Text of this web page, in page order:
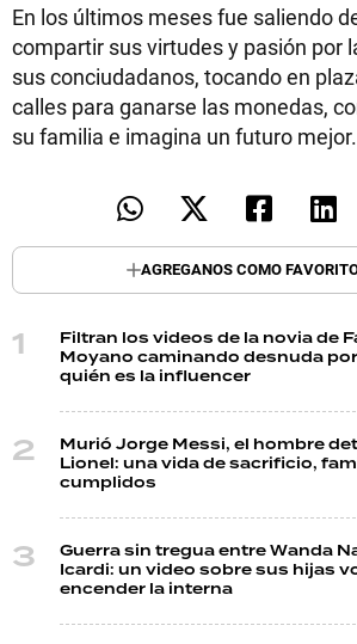
En los últimos meses fue saliendo
compartir sus virtudes y pasión por
sus conciudadanos, tocando en
calles para ganarse las monedas,
su familia e imagina un futuro mejor.
AGREGANOS COMO
Filtran los videos de la novia de
Moyano caminando desnuda
quién es la influencer
Murió Jorge Messi, el hombre
Lionel: una vida de sacrificio,
cumplidos
Guerra sin tregua entre Wanda
Icardi: un video sobre sus hijas
encender la interna